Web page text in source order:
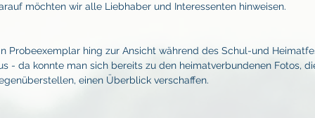
möchten wir alle Liebhaber und Interessenten hinweisen.
Probeexemplar hing zur Ansicht während des Schul-und
- da konnte man sich bereits zu den heimatverbundenen Fotos,
einen Überblick verschaffen.